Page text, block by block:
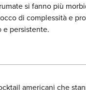
si fanno più
di complessità e
e persistente.
americani che